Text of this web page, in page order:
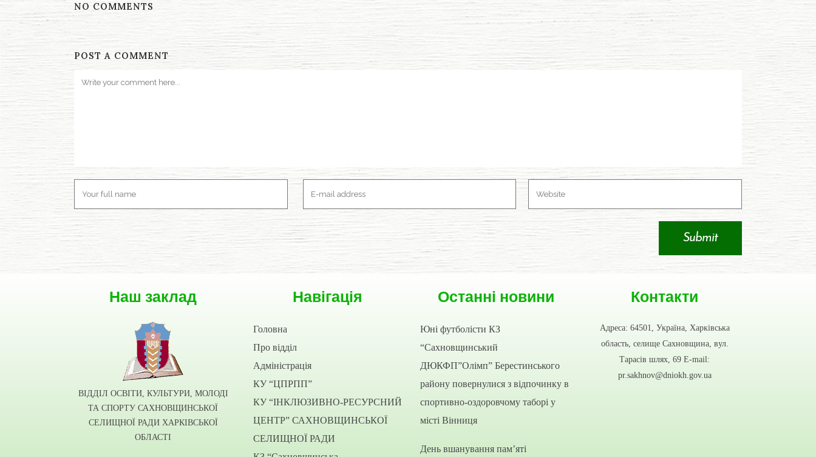
NO COMMENTS
POST A COMMENT
Наш заклад
ВІДДІЛ ОСВІТИ, КУЛЬТУРИ, МОЛОДІ
ТА СПОРТУ САХНОВЩИНСЬКОЇ
СЕЛИЩНОЇ РАДИ ХАРКІВСЬКОЇ
ОБЛАСТІ
Навігація
Головна
Про відділ
Адміністрація
КУ “ЦПРПП”
КУ “ІНКЛЮЗИВНО-РЕСУРСНИЙ
ЦЕНТР” САХНОВЩИНСЬКОЇ
СЕЛИЩНОЇ РАДИ
Останні новини
Юні футболісти КЗ
“Сахновщинський
ДЮКФП”Олімп” Берестинського
району повернулися з відпочинку в
спортивно-оздоровчому таборі у
місті Вінниця
День вшанування пам’яті
Контакти
Адреса: 64501, Україна, Харківська
область, селище Сахновщина, вул.
Тарасів шлях, 69 E-mail:
pr.sakhnov@dniokh.gov.ua